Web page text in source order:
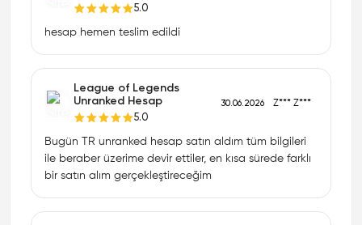
5.0
hesap hemen teslim edildi
League of Legends
Unranked Hesap
5.0
30.06.2026 Z*** Z***
Bugün TR unranked hesap satın aldım tüm bilgileri
ile beraber üzerime devir ettiler, en kısa sürede farklı
bir satın alım gerçekleştireceğim